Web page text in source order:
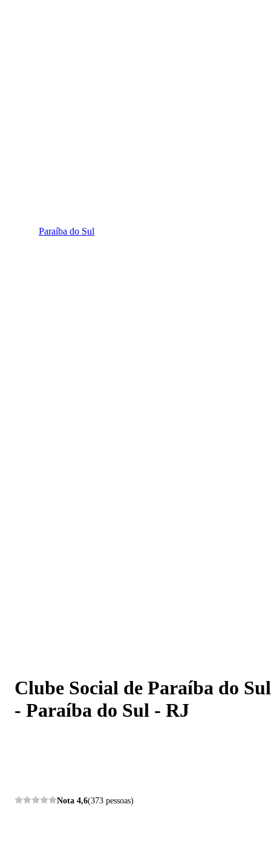
Paraíba do Sul
Clube Social de Paraíba do Sul
- Paraíba do Sul - RJ
Nota 4,6(373 pessoas)